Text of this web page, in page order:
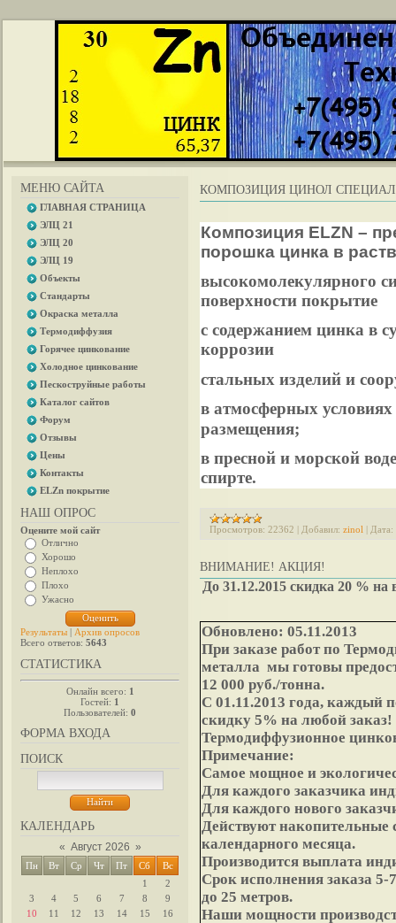
МЕНЮ САЙТА
ГЛАВНАЯ СТРАНИЦА
ЭЛЦ 21
ЭЛЦ 20
ЭЛЦ 19
Объекты
Стандарты
Окраска металла
Термодиффузия
Горячее цинкование
Холодное цинкование
Пескоструйные работы
Каталог сайтов
Форум
Отзывы
Цены
Контакты
ELZn покрытие
НАШ ОПРОС
Оцените мой сайт
Отлично
Хорошо
Неплохо
Плохо
Ужасно
Результаты | Архив опросов
Всего ответов: 5643
СТАТИСТИКА
Онлайн всего: 1
Гостей: 1
Пользователей: 0
ФОРМА ВХОДА
ПОИСК
КАЛЕНДАРЬ
« Август 2026 »
Пн Вт Ср Чт Пт Сб
Вс
1
2
3
4 5 6 7 8
9
10
11 12 13 14 15
16
КОМПОЗИЦИЯ ЦИНОЛ
Композиция ELZN –
порошка цинка в
высокомолекулярного
поверхности покрытие
с содержанием цинка в
коррозии
стальных изделий и
в атмосферных
размещения;
в пресной и морской
спирте.
Просмотров: 22362 | Добавил: zinol | Дата:
ВНИМАНИЕ! АКЦИЯ!
До 31.12.2015 скидка 20 %
Обновлено: 05.11.2013
При заказе работ по
металла мы готовы
12 000 руб./тонна.
С 01.11.2013 года, каждый
скидку 5% на любой заказ!
Термодиффузионное
Примечание:
Самое мощное и
Для каждого заказчика
Для каждого нового
Действуют накопительные
календарного месяца.
Производится выплата
Срок исполнения заказа
до 25 метров.
Наши мощности